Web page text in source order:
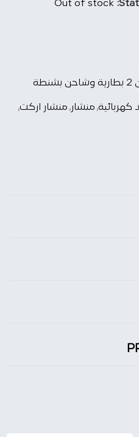
Out of stock
دونج شونج منشار اركيت شحن 2 بطارية وشاحن بشنطة
كهربائية, منشار, منشار اركت,